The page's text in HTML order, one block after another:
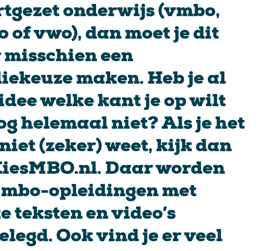
onderwijs (vmbo,
of vwo), dan moet je dit
een
maken. Heb je al
welke kant je op wilt
helemaal niet? Als je het
(zeker) weet, kijk dan
Daar worden
opleidingen met
teksten en video’s
Ook vind je er veel